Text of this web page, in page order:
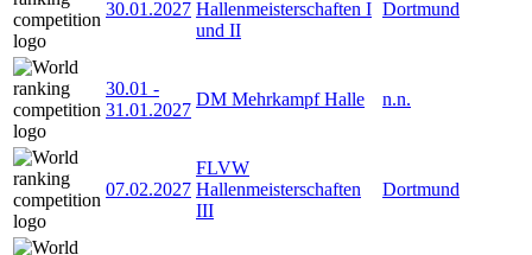
30.01.2027 Hallenmeisterschaften I
und II
Dortmund
30.01 -
31.01.2027
DM Mehrkampf Halle n.n.
07.02.2027
FLVW
Hallenmeisterschaften
III
Dortmund